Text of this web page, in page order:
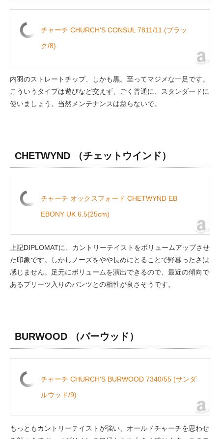
チャーチ CHURCH'S CONSUL 7811/11 (ブラッ
ク/8)
内羽のストレートチップ、しかも黒。至ってマジメな一足です。
こういうタイプは遊びなど交えず、ごく普通に、スタンダードに
使いましょう。当然メンテナンスは怠らないで。
CHETWYND （チェットウインド）
チャーチ オックスフォード CHETWYND EB
EBONY UK 6.5(25cm)
上記DIPLOMATに、カントリーテイストをボリュームアップさせ
た印象です。しかしノーズをやや長めにとることで野暮ったさは
感じません。足元にボリュームを演出できるので、最近の傾向で
あるプリーツ入りのパンツとの相性が良さそうです。
BURWOOD （バーウッド）
チャーチ CHURCH'S BURWOOD 7340/55 (サンダ
ルウッド/9)
もっともカントリーテイストが強い、オールドチャーチを思わせ